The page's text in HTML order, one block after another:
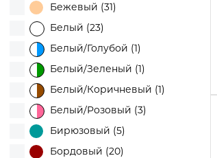
Puma (6)
Ralph Lauren (4)
Tommy Hilfiger (28)
U.S. Polo Assn (51)
UGG (1)
UNIQLO (9)
Victoria's Secret (72)
Бежевый (31)
Белый (23)
Белый/Голубой (1)
Белый/Зеленый (1)
Белый/Коричневый (1)
Белый/Розовый (3)
Бирюзовый (5)
Бордовый (20)